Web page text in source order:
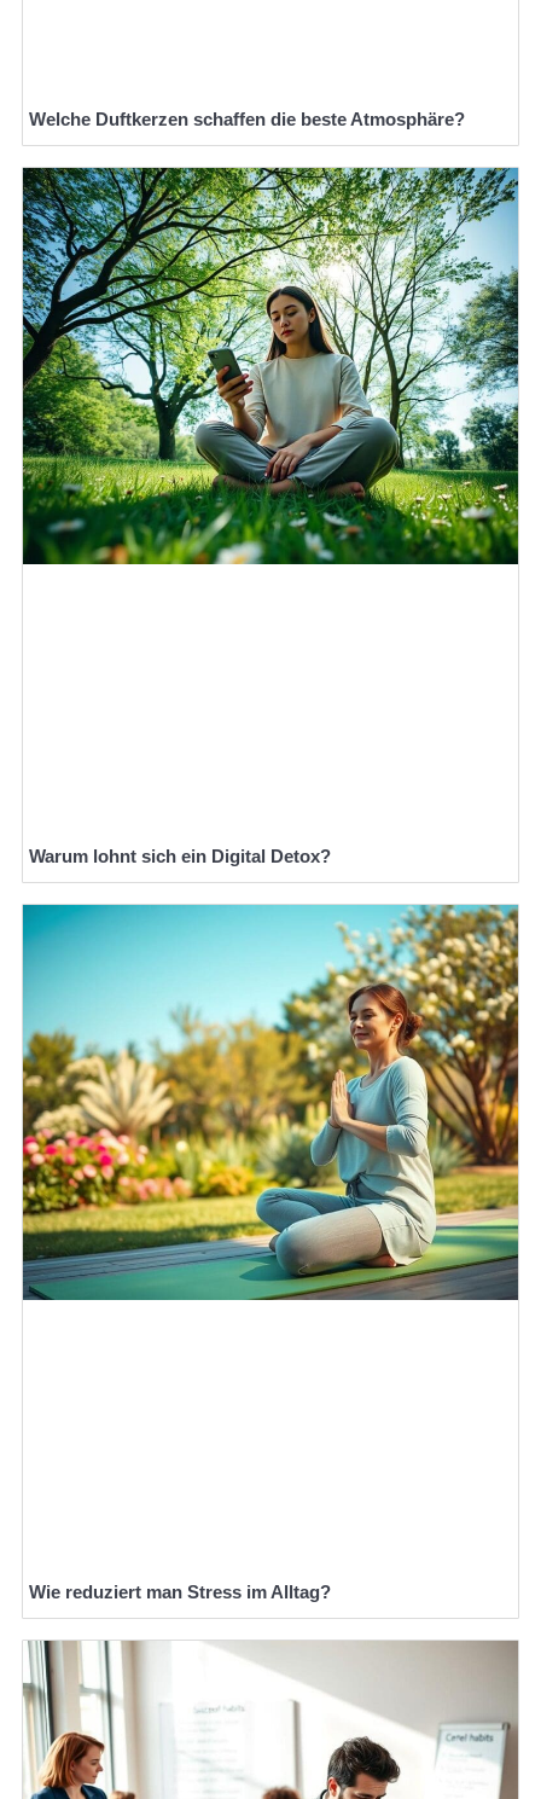
Welche Duftkerzen schaffen die beste Atmosphäre?
Warum lohnt sich ein Digital Detox?
Wie reduziert man Stress im Alltag?